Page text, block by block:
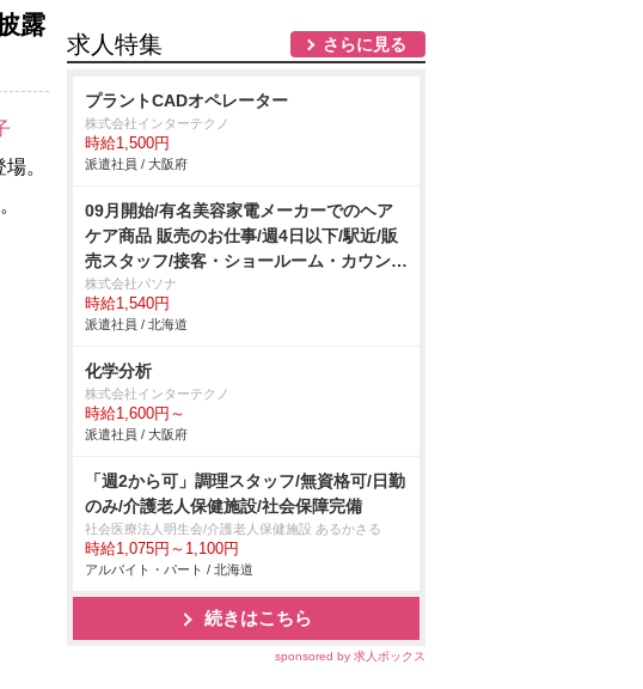
露
。
求人特集 さらに見る
プラントCADオペレーター
株式会社インターテクノ
時給1,500円
派遣社員 / 大阪府
09月開始/有名美容家電メーカーでのヘア
ケア商品 販売のお仕事/週4日以下/駅近/販
売スタッフ/接客・ショールーム・カウンタ
ー
株式会社パソナ
時給1,540円
派遣社員 / 北海道
化学分析
株式会社インターテクノ
時給1,600円～
派遣社員 / 大阪府
「週2から可」調理スタッフ/無資格可/日勤
のみ/介護老人保健施設/社会保障完備
社会医療法人明生会/介護老人保健施設 あるかさる
時給1,075円～1,100円
アルバイト・パート / 北海道
続きはこちら
sponsored by 求人ボックス